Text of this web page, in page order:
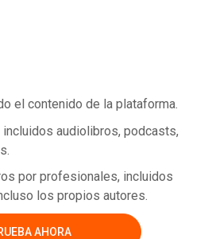
el contenido de la plataforma.
audiolibros, podcasts,
por profesionales, incluidos
los propios autores.
AHORA